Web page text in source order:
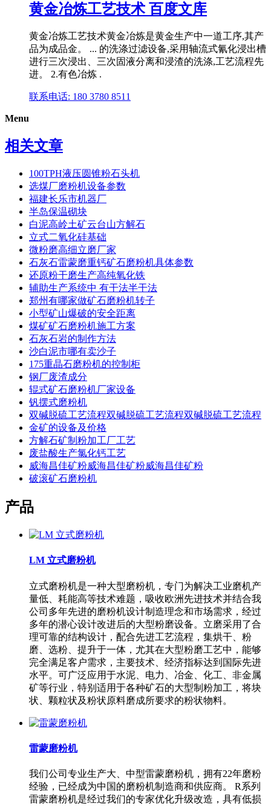
黄金冶炼工艺技术 百度文库
黄金冶炼工艺技术黄金冶炼是黄金生产中一道工序,其产
品为成品金。 ... 的洗涤过滤设备,采用轴流式氰化浸出槽
进行三次浸出、三次固液分离和浸渣的洗涤,工艺流程先
进。 2.有色冶炼 .
联系电话: 180 3780 8511
Menu
相关文章
100TPH液压圆锥粉石头机
选煤厂磨粉机设备参数
福建长乐市机器厂
半岛保温砌块
白泥高岭土矿云台山方解石
立式二氧化硅基础
微粉磨高细立磨厂家
石灰石雷蒙磨重钙矿石磨粉机具体参数
还原粉干磨生产高纯氧化铁
辅助生产系统中 有干法半干法
郑州有哪家做矿石磨粉机转子
小型矿山爆破的安全距离
煤矿矿石磨粉机施工方案
石灰石岩的制作方法
沙白泥市哪有卖沙子
175重晶石磨粉机的控制柜
钢厂废渣成分
辊式矿石磨粉机厂家设备
钒摆式磨粉机
双碱脱硫工艺流程双碱脱硫工艺流程双碱脱硫工艺流程
金矿的设备及价格
方解石矿制粉加工厂工艺
废盐酸生产氯化钙工艺
威海昌佳矿粉威海昌佳矿粉威海昌佳矿粉
破滚矿石磨粉机
产品
LM 立式磨粉机
立式磨粉机是一种大型磨粉机，专门为解决工业磨机产
量低、耗能高等技术难题，吸收欧洲先进技术并结合我
公司多年先进的磨粉机设计制造理念和市场需求，经过
多年的潜心设计改进后的大型粉磨设备。立磨采用了合
理可靠的结构设计，配合先进工艺流程，集烘干、粉
磨、选粉、提升于一体，尤其在大型粉磨工艺中，能够
完全满足客户需求，主要技术、经济指标达到国际先进
水平。可广泛应用于水泥、电力、冶金、化工、非金属
矿等行业，特别适用于各种矿石的大型制粉加工，将块
状、颗粒状及粉状原料磨成所要求的粉状物料。
雷蒙磨粉机
我们公司专业生产大、中型雷蒙磨粉机，拥有22年磨粉
经验，已经成为中国的磨粉机制造商和供应商。 R系列
雷蒙磨粉机是经过我们的专家优化升级改造，具有低损